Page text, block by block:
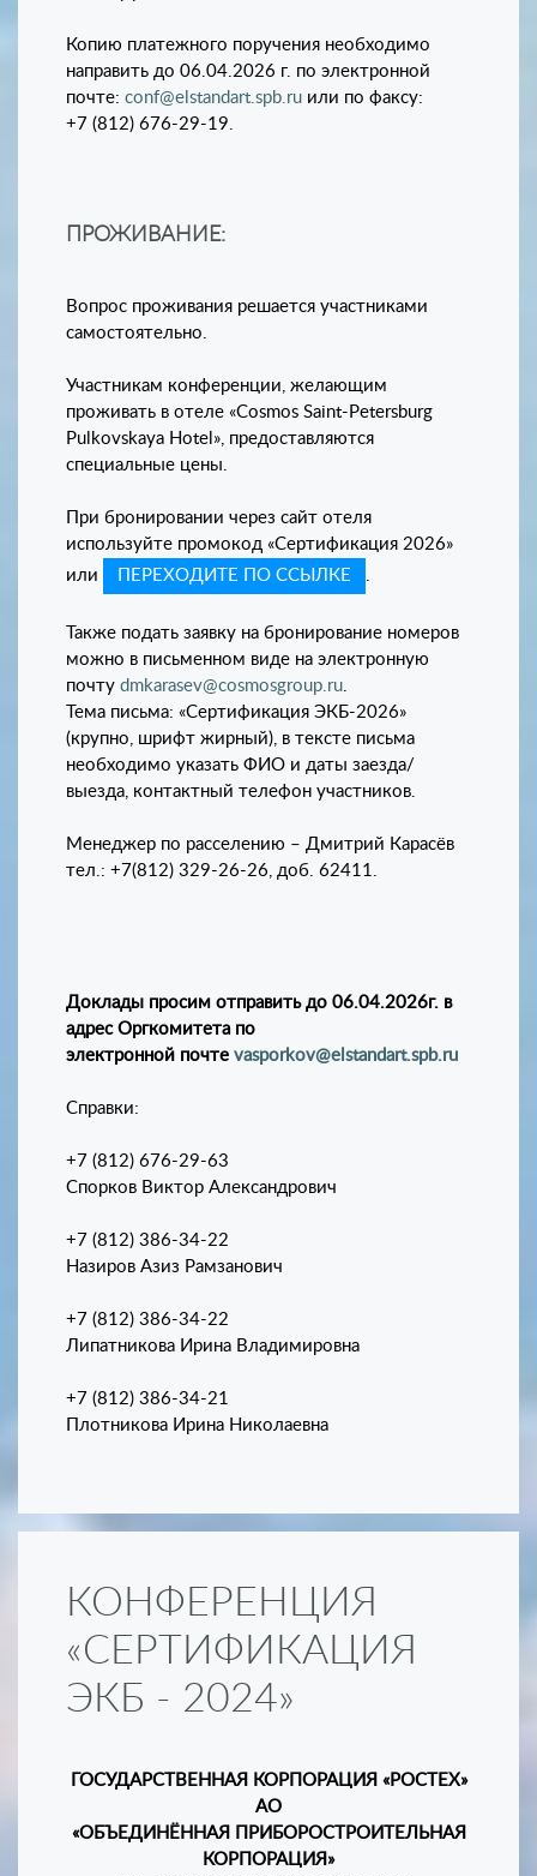
Копию платежного поручения необходимо
направить до 06.04.2026 г. по электронной
почте: conf@elstandart.spb.ru или по факсу:
+7 (812) 676-29-19.
ПРОЖИВАНИЕ:
Вопрос проживания решается участниками
самостоятельно.
Участникам конференции, желающим
проживать в отеле «Cosmos Saint-Petersburg
Pulkovskaya Hotel», предоставляются
специальные цены.
При бронировании через сайт отеля
используйте промокод «Сертификация 2026»
или
ПЕРЕХОДИТЕ ПО ССЫЛКЕ
Также подать заявку на бронирование номеров
можно в письменном виде на электронную
почту dmkarasev@cosmosgroup.ru.
Тема письма: «Сертификация ЭКБ-2026»
(крупно, шрифт жирный), в тексте письма
необходимо указать ФИО и даты заезда/
выезда, контактный телефон участников.
Менеджер по расселению – Дмитрий Карасёв
тел.: +7(812) 329-26-26, доб. 62411.
Доклады просим отправить до 06.04.2026г. в
адрес Оргкомитета по
электронной почте vasporkov@elstandart.spb.ru
Справки:
+7 (812) 676-29-63
Спорков Виктор Александрович
+7 (812) 386-34-22
Назиров Азиз Рамзанович
+7 (812) 386-34-22
Липатникова Ирина Владимировна
+7 (812) 386-34-21
Плотникова Ирина Николаевна
КОНФЕРЕНЦИЯ
«СЕРТИФИКАЦИЯ
ЭКБ - 2024»
ГОСУДАРСТВЕННАЯ КОРПОРАЦИЯ «РОСТЕХ»
АО
«ОБЪЕДИНЁННАЯ ПРИБОРОСТРОИТЕЛЬНАЯ
КОРПОРАЦИЯ»